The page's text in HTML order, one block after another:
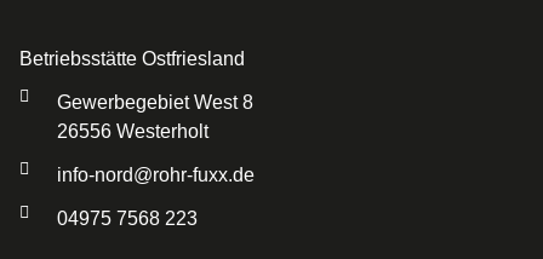
Betriebsstätte Ostfriesland
Gewerbegebiet West 8
26556 Westerholt
info-nord@rohr-fuxx.de
04975 7568 223